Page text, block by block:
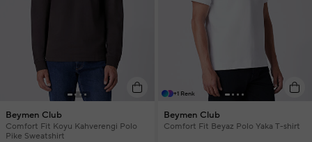
Beymen Club
Comfort Fit Koyu Kahverengi Polo
Pike Sweatshirt
+1 Renk
Beymen Club
Comfort Fit Beyaz Polo Yaka T-shirt